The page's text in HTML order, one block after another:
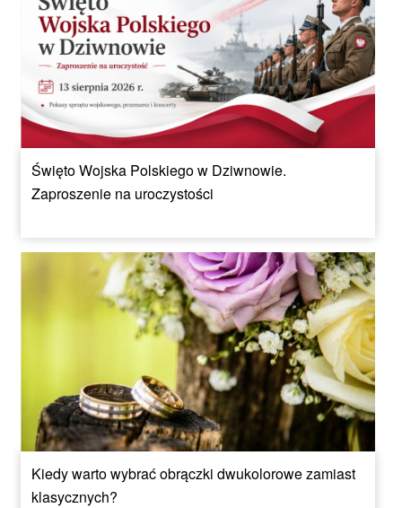
Święto Wojska Polskiego w Dziwnowie.
Zaproszenie na uroczystości
Kiedy warto wybrać obrączki dwukolorowe zamiast
klasycznych?